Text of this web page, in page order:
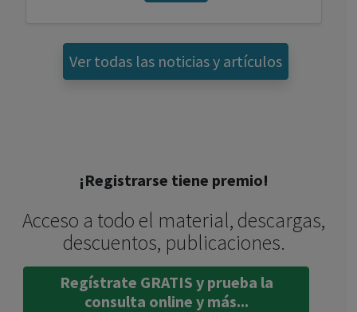
Ver todas las noticias y artículos
¡Registrarse tiene premio!
Acceso a todo el material, descargas,
descuentos, publicaciones.
Regístrate GRATIS y prueba la
consulta online y más...